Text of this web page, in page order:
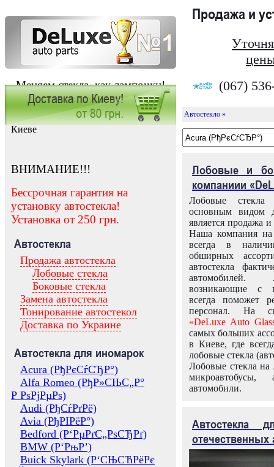
Меняем стекла, как лампочки!
Продажа и
(067)
Заказать установку автостекла в
Киеве
ВНИМАНИЕ!!!
Бессрочная гарантия на
установку автостекла!
Установка от 250 грн.
Автостекла
Продажа автостекла
Лобовые стекла
Боковые стекла
Замена автостекла
Тонирование автостекол
Доставка по Украине
Автостекла для иномарок
Acura (РђРєСѓСЂР°)
Alfa Romeo (РђР»СЊС„Р°
Р РѕРјРµРѕ)
Audi (РђСѓРґРё)
Avia (РђРІРёР°)
Bedford (Р‘РµРґС„РѕСЂРґ)
BMW (Р‘РњР’)
Buick Skylark (Р‘СЊСЋРёРє
Автостекло »
Лобовые и
компаниии
Лобовые
основным видом
является продажа и
Наша компания на
всегда в
обширных
автостекла
возникающие с
всегда поможет
персонал. На
«DeLuxe Auto
самых больших
в Киеве, где
лобовые стекла
Лобовые стекла на
микроавтобусы,
автомобили.
Автостекла
отечественных